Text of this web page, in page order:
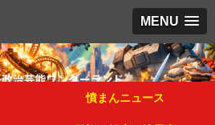
MENU
憤まんニュース